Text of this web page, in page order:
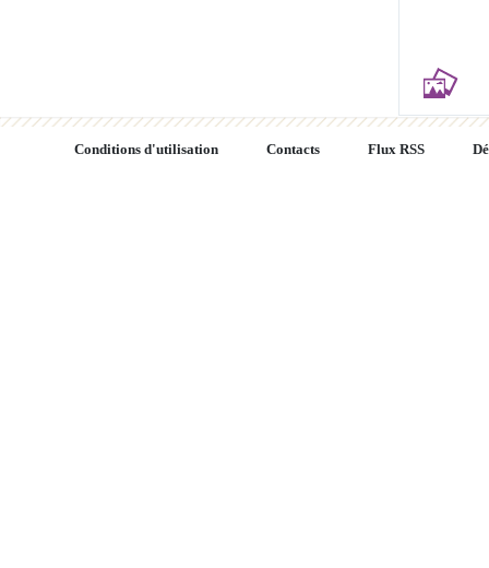
Conditions d'utilisation Contacts Flux RSS